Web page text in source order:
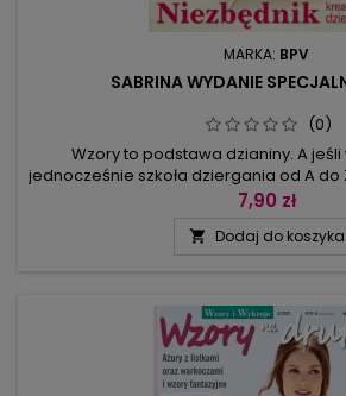
MARKA: BPV
SABRINA WYDANIE
(0)
Wzory to podstawa dzianiny. A
jednocześnie szkoła dziergania od A
prowadzenia nitki, to mamy
prostymi wzorami reliefowymi,
7,90 zł
 Dodaj do koszyka